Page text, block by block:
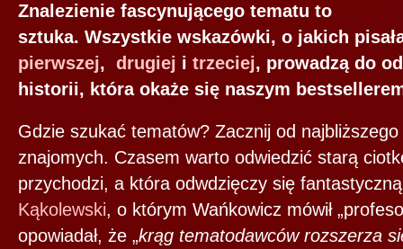
Znalezienie fascynującego tematu to
sztuka. Wszystkie wskazówki, o jakich
pierwszej, drugiej i trzeciej, prowadzą do
historii, która okaże się naszym
Gdzie szukać tematów? Zacznij od
znajomych. Czasem warto odwiedzić starą
przychodzi, a która odwdzięczy się
Kąkolewski, o którym Wańkowicz mówił
opowiadał, że „krąg tematodawców rozszerza